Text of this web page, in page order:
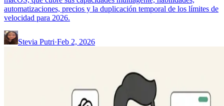
automatizaciones, precios y la duplicación temporal de los límites de
velocidad para 2026.
Stevia Putri·Feb 2, 2026